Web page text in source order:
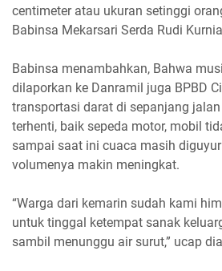
centimeter atau ukuran setinggi
Babinsa Mekarsari Serda Rudi
Babinsa menambahkan, Bahwa
dilaporkan ke Danramil juga BPBD
transportasi darat di sepanjang
terhenti, baik sepeda motor, mobil
sampai saat ini cuaca masih
volumenya makin meningkat.
“Warga dari kemarin sudah kami
untuk tinggal ketempat sanak
sambil menunggu air surut,” ucap